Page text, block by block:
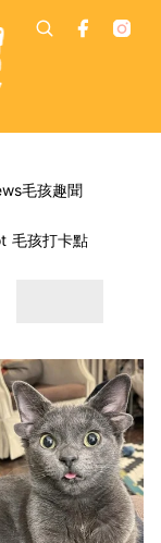
毛孩趣聞
毛孩打卡點